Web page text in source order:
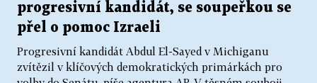
progresivní kandidát, se soupeřkou se
přel o pomoc Izraeli
Progresivní kandidát Abdul El-Sayed v Michiganu
zvítězil v klíčových demokratických primárkách pro